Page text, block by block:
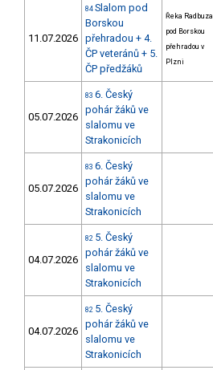
11.07.2026
84 Slalom pod
Borskou
přehradou + 4.
ČP veteránů + 5.
ČP předžáků
Řeka Radbuza
pod Borskou
přehradou v
Plzni
05.07.2026
83 6. Český
pohár žáků ve
slalomu ve
Strakonicích
05.07.2026
83 6. Český
pohár žáků ve
slalomu ve
Strakonicích
04.07.2026
82 5. Český
pohár žáků ve
slalomu ve
Strakonicích
04.07.2026
82 5. Český
pohár žáků ve
slalomu ve
Strakonicích